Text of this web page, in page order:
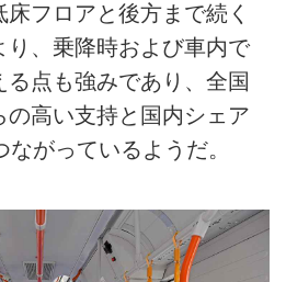
フロアと後方まで続く
り、乗降時および車内で
点も強みであり、全国
高い支持と国内シェア
がっているようだ。